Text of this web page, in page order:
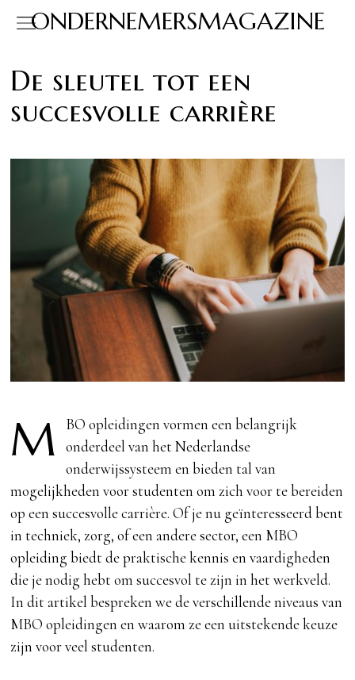
ONDERNEMERSMAGAZINE
De sleutel tot een
succesvolle carrière
M
BO opleidingen vormen een belangrijk
onderdeel van het Nederlandse
onderwijssysteem en bieden tal van
mogelijkheden voor studenten om zich voor te bereiden
op een succesvolle carrière. Of je nu geïnteresseerd bent
in techniek, zorg, of een andere sector, een MBO
opleiding biedt de praktische kennis en vaardigheden
die je nodig hebt om succesvol te zijn in het werkveld.
In dit artikel bespreken we de verschillende niveaus van
MBO opleidingen en waarom ze een uitstekende keuze
zijn voor veel studenten.